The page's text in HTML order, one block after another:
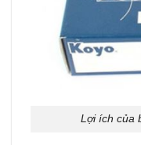
Lợi ích của